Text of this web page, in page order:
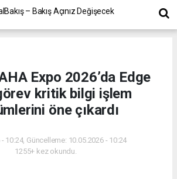
Expo 2026’da Edge
kritik bilgi işlem
öne çıkardı
10:24, Güncelleme: 10.05.2026 - 10:24
1255+ kez okundu.